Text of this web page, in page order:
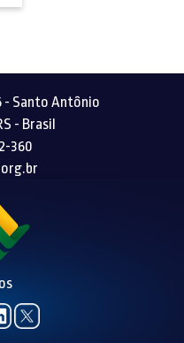
- Santo Antônio
- Brasil
360